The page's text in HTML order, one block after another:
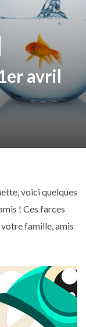
avril
voici quelques
! Ces farces
famille, amis